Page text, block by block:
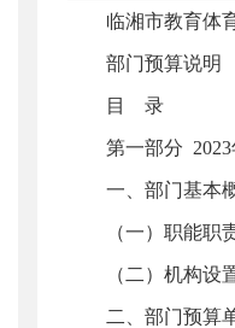
临湘市教育体育
部门预算说明
目 录
第一部分 2023
一、部门基本
（一）职能职
（二）机构设
二、部门预算